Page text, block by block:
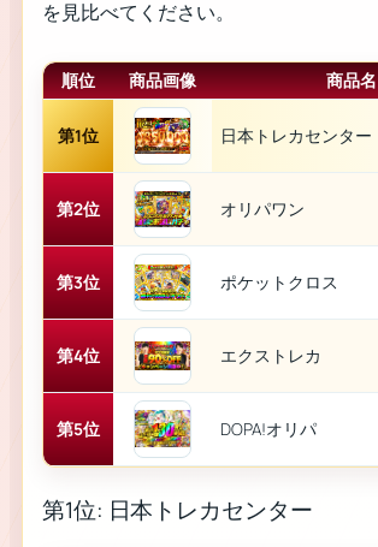
を見比べてください。
順位 商品画像 商品名
第1位 日本トレカセンター
第2位 オリパワン
第3位 ポケットクロス
第4位 エクストレカ
第5位 DOPA!オリパ
第1位: 日本トレカセンター